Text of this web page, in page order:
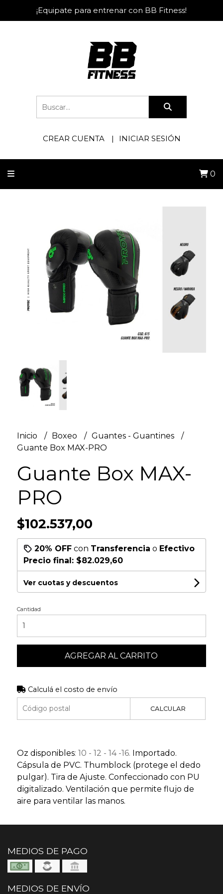
¡Equipate para entrenar con BB Fitness!
CREAR CUENTA INICIAR SESIÓN
0
Inicio Boxeo
Guantes - Guantines
Guante Box MAX-PRO
Guante Box MAX-
PRO
$102.537,00
20% OFFcon Transferencia o Efectivo
Precio final: $82.029,60
Ver cuotas y descuentos
Cantidad
AGREGAR AL CARRITO
Calculá el costo de envío
CALCULAR
Oz disponibles: 10 - 12 - 14 -16. Importado.
Cápsula de PVC. Thumblock (protege el dedo
pulgar). Tira de Ajuste. Confeccionado con PU
digitalizado. Ventilación que permite flujo de
aire para ventilar las manos.
MEDIOS DE PAGO
MEDIOS DE ENVÍO